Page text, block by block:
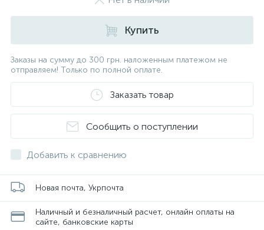
Купить
Заказы на сумму до 300 грн. наложенным платежом не
отправляем! Только по полной оплате.
Заказать товар
Сообщить о поступлении
Добавить к сравнению
Новая почта, Укрпочта
Наличный и безналичный расчет, онлайн оплаты на
сайте, банковские карты